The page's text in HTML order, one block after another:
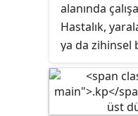
alanında
Hastalık,
ya da zihinsel
tedavisi